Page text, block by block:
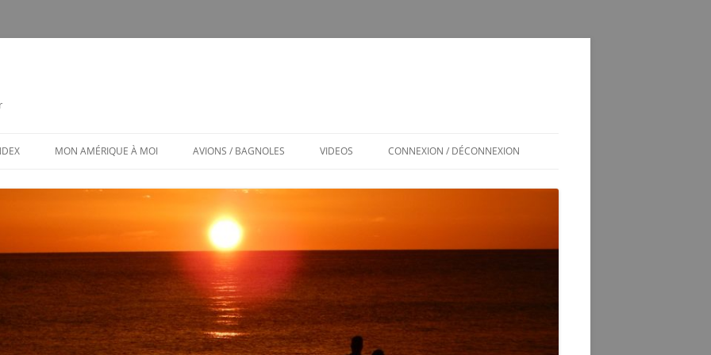
MON AMÉRIQUE À MOI
LES PUBS TOXIQUES
ARCHITECTURE BIZARRE ET TOUT
VENANT
AVIONS / BAGNOLES
AVIONS ET BAGNOLES (MENU)
350 SL LES SOUCIS D’UNE
VÉRINS DE COFFRE 350SL
SCHÉMA ÉLECTRIQUE 2CV6 PAST
1981
VIDEOS CONNEXION / DÉCONNEXION